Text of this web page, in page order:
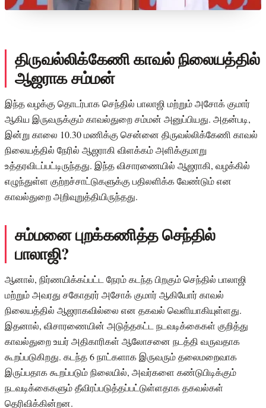
திருவல்லிக்கேணி காவல் நிலையத்தில்
ஆஜராக சம்மன்
இந்த வழக்கு தொடர்பாக செந்தில் பாலாஜி மற்றும் அசோக் குமார்
ஆகிய இருவருக்கும் காவல்துறை சம்மன் அனுப்பியது. அதன்படி,
இன்று காலை 10.30 மணிக்கு சென்னை திருவல்லிக்கேணி காவல்
நிலையத்தில் நேரில் ஆஜராகி விளக்கம் அளிக்குமாறு
உத்தரவிடப்பட்டிருந்தது. இந்த விசாரணையில் ஆஜராகி, வழக்கில்
எழுந்துள்ள குற்றச்சாட்டுகளுக்கு பதிலளிக்க வேண்டும் என
காவல்துறை அறிவுறுத்தியிருந்தது.
சம்மனை புறக்கணித்த செந்தில்
பாலாஜி?
ஆனால், நிர்ணயிக்கப்பட்ட நேரம் கடந்த பிறகும் செந்தில் பாலாஜி
மற்றும் அவரது சகோதரர் அசோக் குமார் ஆகியோர் காவல்
நிலையத்தில் ஆஜராகவில்லை என தகவல் வெளியாகியுள்ளது.
இதனால், விசாரணையின் அடுத்தகட்ட நடவடிக்கைகள் குறித்து
காவல்துறை உயர் அதிகாரிகள் ஆலோசனை நடத்தி வருவதாக
கூறப்படுகிறது. கடந்த 6 நாட்களாக இருவரும் தலைமறைவாக
இருப்பதாக கூறப்படும் நிலையில், அவர்களை கண்டுபிடிக்கும்
நடவடிக்கைகளும் தீவிரப்படுத்தப்பட்டுள்ளதாக தகவல்கள்
தெரிவிக்கின்றன.